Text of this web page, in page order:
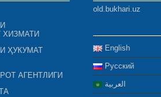
ХИЗМАТИ
ҲУКУМАТ
АГЕНТЛИГИ
old.bukhari.uz
English
Русский
العربية